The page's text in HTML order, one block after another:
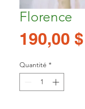
Florence
190,00 $
Quantité *